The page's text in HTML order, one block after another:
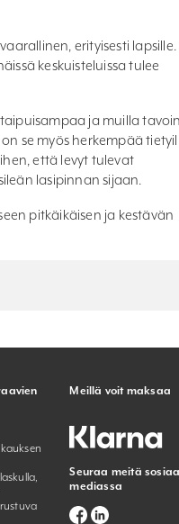
erityisesti lapsille.
keskuisteluissa tulee
taipuisampaa ja muilla
se myös herkempää
että levyt tulevat
lasipinnan sijaan.
pitkäikäisen ja kestävän
Meillä voit maksaa
Seuraa meitä
mediassa